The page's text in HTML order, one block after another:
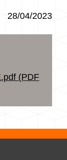
28/04/2023
(PDF